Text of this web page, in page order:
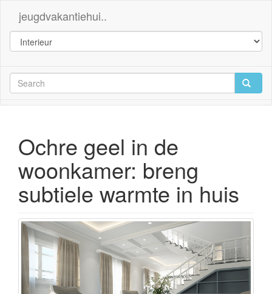
jeugdvakantiehui..
Ochre geel in de
woonkamer: breng
subtiele warmte in huis